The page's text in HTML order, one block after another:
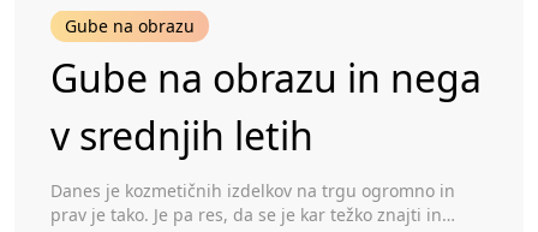
Toggle
Gube na obrazu
Gube na obrazu in nega
v srednjih letih
Danes je kozmetičnih izdelkov na trgu ogromno in
prav je tako. Je pa res, da se je kar težko znajti in